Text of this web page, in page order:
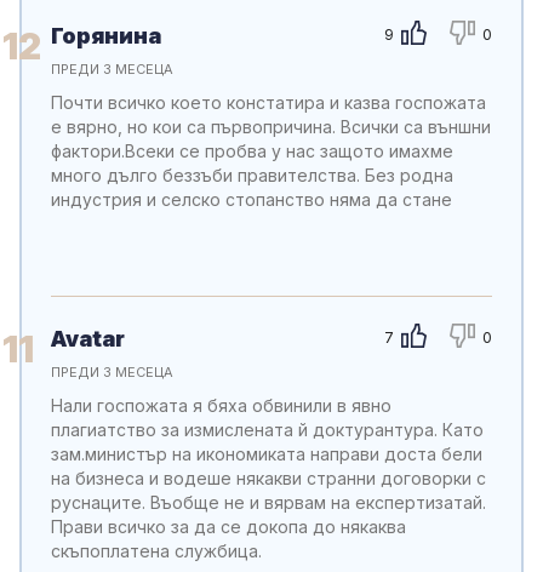
12 9 0
Горянина
ПРЕДИ 3 МЕСЕЦА
Почти всичко което констатира и казва госпожата
е вярно, но кои са първопричина. Всички са външни
фактори.Всеки се пробва у нас защото имахме
много дълго беззъби правителства. Без родна
индустрия и селско стопанство няма да стане
11 7 0
Avatar
ПРЕДИ 3 МЕСЕЦА
Нали госпожата я бяха обвинили в явно
плагиатство за измислената й доктурантура. Като
зам.министър на икономиката направи доста бели
на бизнеса и водеше някакви странни договорки с
руснаците. Въобще не и вярвам на експертизатай.
Прави всичко за да се докопа до някаква
скъпоплатена службица.